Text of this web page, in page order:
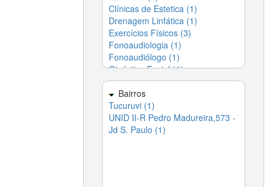
▶ Festas (26)
▶ Fotos e Vídeos (3)
▶ Gráficas (3)
▶ Indústrias (5)
▶ Informática (5)
▶ Jardinagem (3)
▶ Lavanderias (2)
▶ Lazer e Entretenimento (4)
Limpeza (10)
▶ Móveis (7)
▶ Paisagismo (2)
Clínicas de Estetica (1)
Drenagem Linfática (1)
Exercícios Físicos (3)
Fonoaudiologia (1)
Fonoaudiólogo (1)
Ginástica Facial (1)
Laços de Cabelo (1)
Massagem (1)
Massoterapia (1)
Medicina do Trabalho (1)
Médico (1)
Bairros
Tucuruvi (1)
UNID II-R Pedro Madureira,573 -
Jd S. Paulo (1)